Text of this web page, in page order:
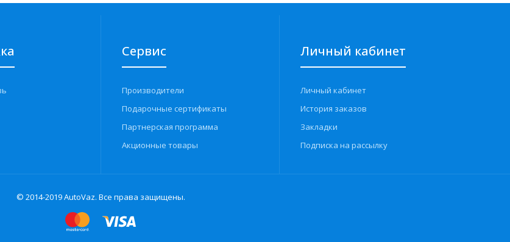
Сервис
Производители
Подарочные сертификаты
Партнерская программа
Акционные товары
Личный кабинет
Личный кабинет
История заказов
Закладки
Подписка на рассылку
© 2014-2019 AutoVaz. Все права защищены.